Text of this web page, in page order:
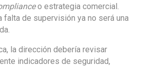
o estrategia comercial.
falta de supervisión ya no será una
la dirección debería revisar
indicadores de seguridad,